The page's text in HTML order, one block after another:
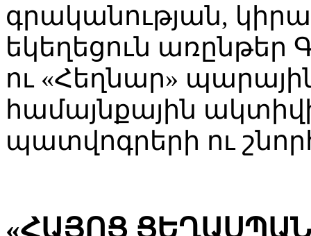
գրականության,
եկեղեցուն
ու «Հեղնար»
համայնքային
պատվոգրերի ու
«ՀԱՅՈՑ